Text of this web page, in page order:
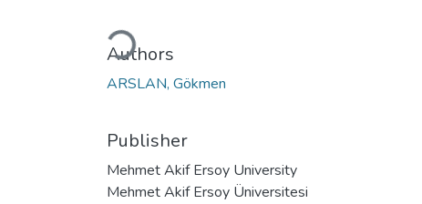
Loading...
Authors
ARSLAN, Gökmen
Publisher
Mehmet Akif Ersoy University
Mehmet Akif Ersoy Üniversitesi